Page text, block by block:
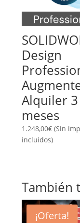
Design
Alquiler 3
meses
1.248,00€ (Sin
incluidos)
También
¡Oferta!